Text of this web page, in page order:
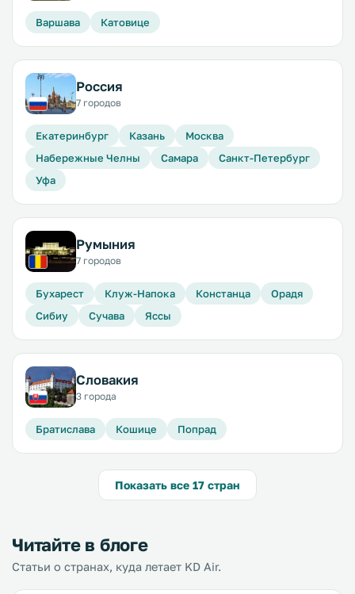
Варшава Катовице
Россия
7 городов
Екатеринбург Казань
Москва
Набережные Челны
Самара
Санкт-Петербург
Уфа
Румыния
7 городов
Бухарест Клуж-Напока Констанца
Орадя
Сибиу
Сучава Яссы
Словакия
3 города
Братислава Кошице Попрад
Показать все 17 стран
Читайте в блоге
Статьи о странах, куда летает KD Air.